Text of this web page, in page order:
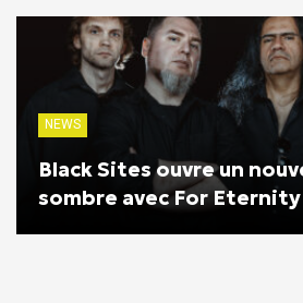
NEWS
Black Sites ouvre un
sombre avec For Eternity